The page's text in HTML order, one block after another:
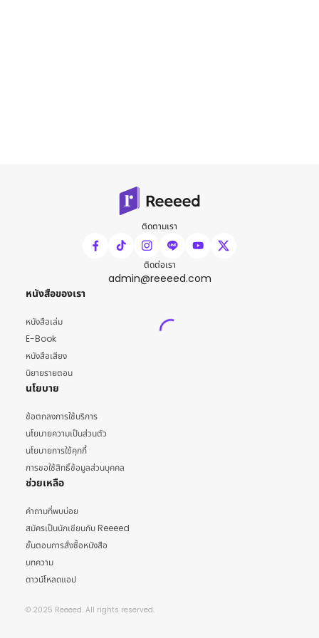
ติดตามเรา
ติดต่อเรา
admin@reeeed.com
หนังสือของเรา
หนังสือเล่ม
E-Book
หนังสือเสียง
นิยายรายตอน
นโยบาย
ข้อตกลงการใช้บริการ
นโยบายความเป็นส่วนตัว
นโยบายการใช้คุกกี้
การขอใช้สิทธิ์ข้อมูลส่วนบุคคล
ช่วยเหลือ
คำถามที่พบบ่อย
สมัครเป็นนักเขียนกับ Reeeed
ขั้นตอนการสั่งซื้อหนังสือ
บทความ
ดาวน์โหลดแอป
© 2025 Reeeed. All rights reserved.